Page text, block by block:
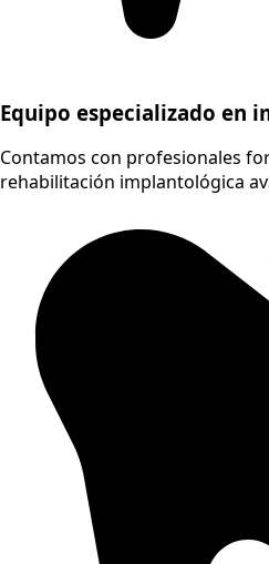
Equipo especializado en
Contamos con profesionales
rehabilitación implantológica